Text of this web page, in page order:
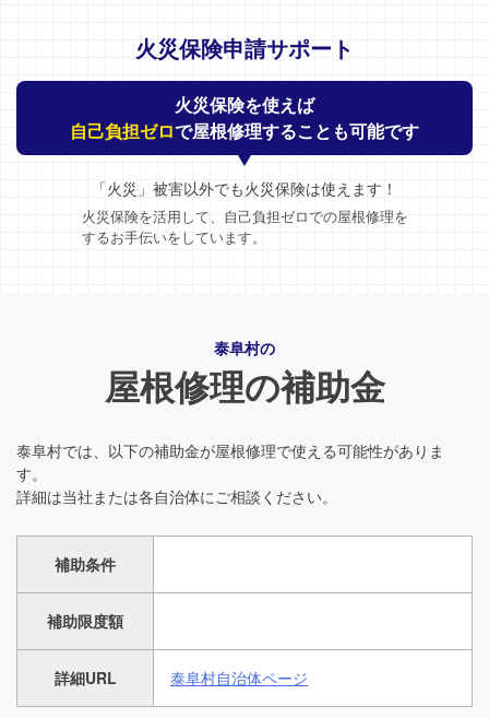
火災保険申請サポート
火災保険を使えば
自己負担ゼロで屋根修理することも可能です
「火災」被害以外でも火災保険は使えます！
火災保険を活用して、自己負担ゼロでの屋根修理を
するお手伝いをしています。
泰阜村の
屋根修理の補助金
泰阜村では、以下の補助金が屋根修理で使える可能性がありま
す。
詳細は当社または各自治体にご相談ください。
補助条件
補助限度額
詳細URL 泰阜村自治体ページ